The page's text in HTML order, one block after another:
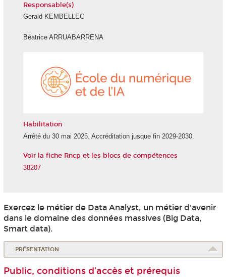
Responsable(s)
Gerald KEMBELLEC
Béatrice ARRUABARRENA
Habilitation
Arrêté du 30 mai 2025. Accréditation jusque fin 2029-2030.
Voir la fiche Rncp et les blocs de compétences
38207
Exercez le métier de Data Analyst, un métier d'avenir
dans le domaine des données massives (Big Data,
Smart data).
PRÉSENTATION
Public, conditions d’accès et prérequis